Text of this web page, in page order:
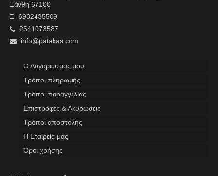
Ξάνθη 67100
6932435509
2541073587
info@patakas.com
Ο Λογαριασμός μου
Tρόποι πληρωμής
Τρόποι παραγγελίας
Επιστροφές & Ακυρώσεις
Τρόποι αποστολής
Η Εταιρεία μας
Όροι χρήσης